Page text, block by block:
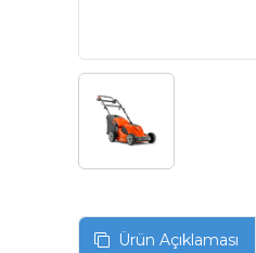
Ürün Açıklaması